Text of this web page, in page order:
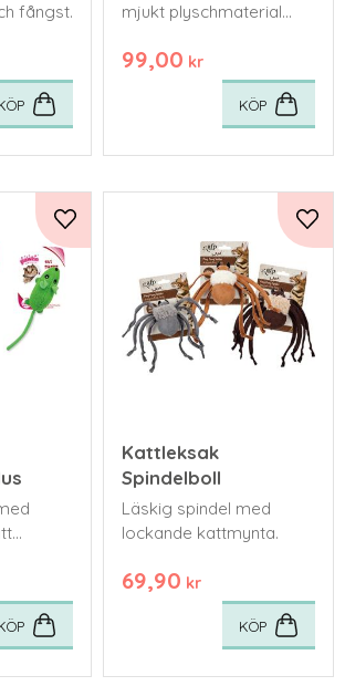
fångst.
mjukt plyschmaterial
både rolig och gosig.
99,00 kr
KÖP
Lägg till i favoriter
Kattleksak
Spindelboll
Läskig spindel med
lockande kattmynta.
69,90 kr
KÖP